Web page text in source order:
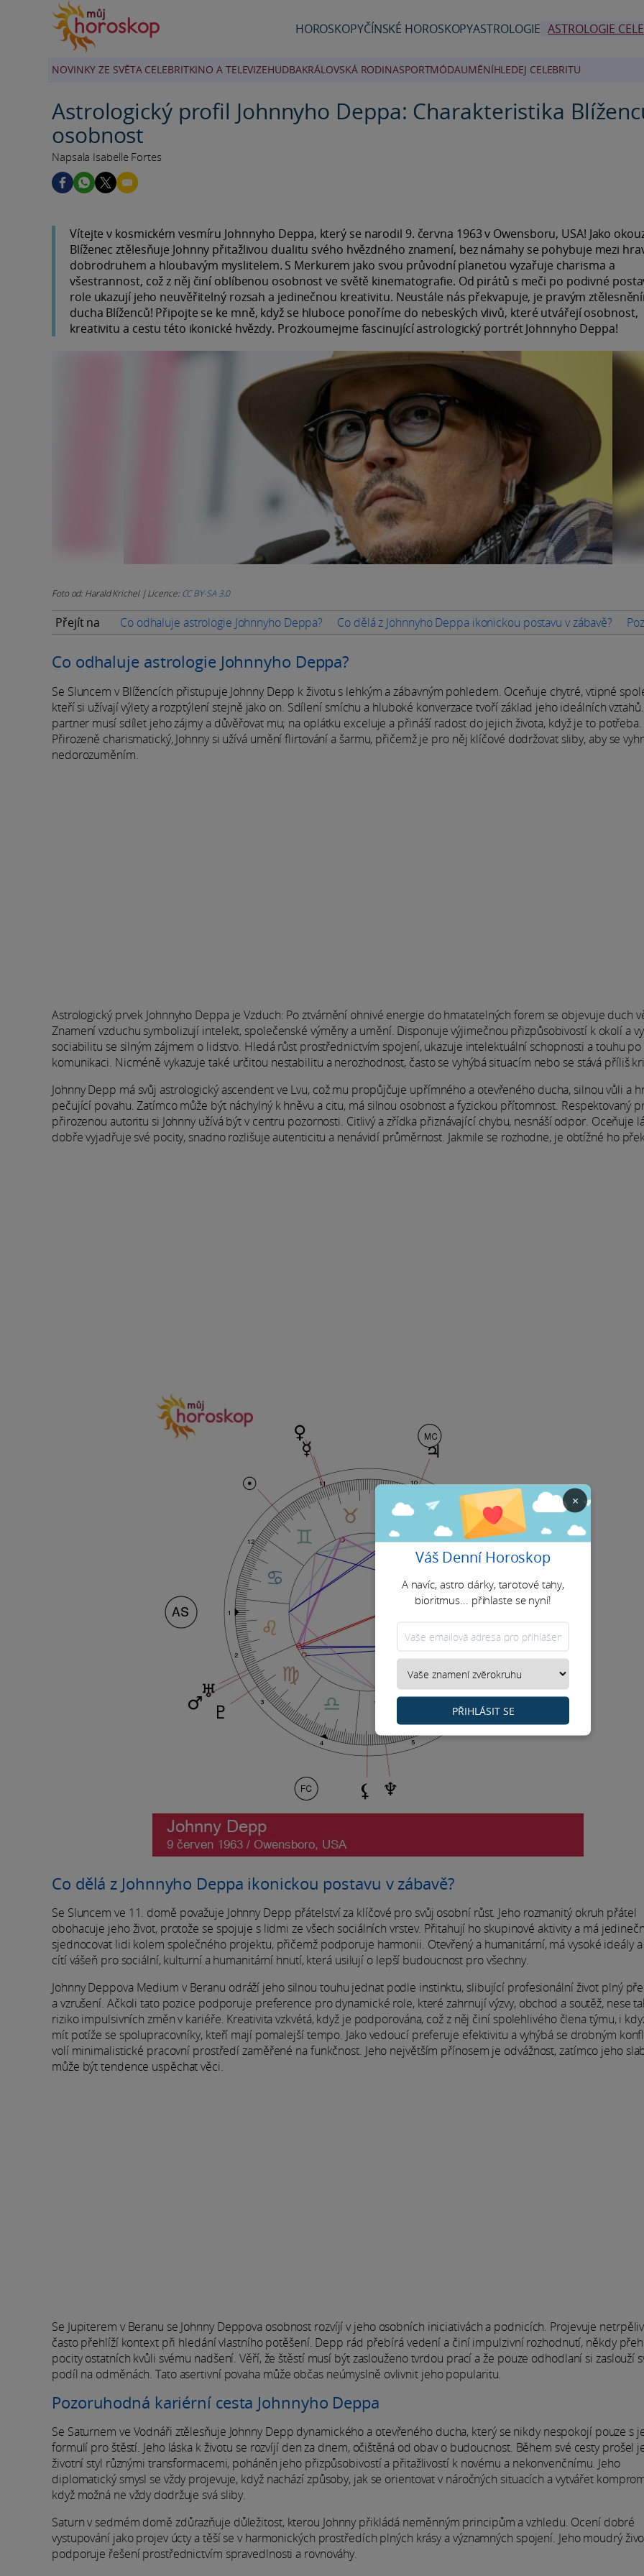
HOROSKOPYČÍNSKÉ HOROSKOPYASTROLOGIE ASTROLOGIE
NOVINKY ZE SVĚTA CELEBRITKINO A TELEVIZEHUDBAKRÁLOVSKÁ RODINASPORTMÓDAUMĚNÍHLEDEJ CELEBRITU
Astrologický profil Johnnyho Deppa: Charakteristika
osobnost
Napsala Isabelle Fortes
Vítejte v kosmickém vesmíru Johnnyho Deppa, který se narodil 9. června 1963 v Owensboru, USA! Jako
Blíženec ztělesňuje Johnny přitažlivou dualitu svého hvězdného znamení, bez námahy se pohybuje mezi
dobrodruhem a hloubavým myslitelem. S Merkurem jako svou průvodní planetou vyzařuje charisma a
všestrannost, což z něj činí oblíbenou osobnost ve světě kinematografie. Od pirátů s meči po podivné
role ukazují jeho neuvěřitelný rozsah a jedinečnou kreativitu. Neustále nás překvapuje, je pravým
ducha Blíženců! Připojte se ke mně, když se hluboce ponoříme do nebeských vlivů, které utvářejí osobnost,
kreativitu a cestu této ikonické hvězdy. Prozkoumejme fascinující astrologický portrét Johnnyho Deppa!
Foto od: Harald Krichel | Licence:CC BY-SA 3.0
Přejít na Co odhaluje astrologie Johnnyho Deppa? Co dělá z Johnnyho Deppa ikonickou postavu v zábavě?
Co odhaluje astrologie Johnnyho Deppa?
Se Sluncem v Blížencích přistupuje Johnny Depp k životu s lehkým a zábavným pohledem. Oceňuje chytré, vtipné
kteří si užívají výlety a rozptýlení stejně jako on. Sdílení smíchu a hluboké konverzace tvoří základ jeho ideálních
partner musí sdílet jeho zájmy a důvěřovat mu; na oplátku exceluje a přináší radost do jejich života, když je to potřeba.
Přirozeně charismatický, Johnny si užívá umění flirtování a šarmu, přičemž je pro něj klíčové dodržovat sliby, aby se
nedorozuměním.
Astrologický prvek Johnnyho Deppa je Vzduch: Po ztvárnění ohnivé energie do hmatatelných forem se objevuje duch
Znamení vzduchu symbolizují intelekt, společenské výměny a umění. Disponuje výjimečnou přizpůsobivostí k okolí a
sociabilitu se silným zájmem o lidstvo. Hledá růst prostřednictvím spojení, ukazuje intelektuální schopnosti a touhu po
komunikaci. Nicméně vykazuje také určitou nestabilitu a nerozhodnost, často se vyhýbá situacím nebo se stává příliš
Johnny Depp má svůj astrologický ascendent ve Lvu, což mu propůjčuje upřímného a otevřeného ducha, silnou vůli a
pečující povahu. Zatímco může být náchylný k hněvu a citu, má silnou osobnost a fyzickou přítomnost. Respektovaný
přirozenou autoritu si Johnny užívá být v centru pozornosti. Citlivý a zřídka přiznávající chybu, nesnáší odpor. Oceňuje
dobře vyjadřuje své pocity, snadno rozlišuje autenticitu a nenávidí průměrnost. Jakmile se rozhodne, je obtížné ho
Co dělá z Johnnyho Deppa ikonickou postavu v zábavě?
Se Sluncem ve 11. domě považuje Johnny Depp přátelství za klíčové pro svůj osobní růst. Jeho rozmanitý okruh přátel
obohacuje jeho život, protože se spojuje s lidmi ze všech sociálních vrstev. Přitahují ho skupinové aktivity a má
sjednocovat lidi kolem společného projektu, přičemž podporuje harmonii. Otevřený a humanitární, má vysoké ideály
cítí vášeň pro sociální, kulturní a humanitární hnutí, která usilují o lepší budoucnost pro všechny.
Johnny Deppova Medium v Beranu odráží jeho silnou touhu jednat podle instinktu, slibující profesionální život plný
a vzrušení. Ačkoli tato pozice podporuje preference pro dynamické role, které zahrnují výzvy, obchod a soutěž, nese
riziko impulsivních změn v kariéře. Kreativita vzkvétá, když je podporována, což z něj činí spolehlivého člena týmu, i
mít potíže se spolupracovníky, kteří mají pomalejší tempo. Jako vedoucí preferuje efektivitu a vyhýbá se drobným
volí minimalistické pracovní prostředí zaměřené na funkčnost. Jeho největším přínosem je odvážnost, zatímco jeho
může být tendence uspěchat věci.
Se Jupiterem v Beranu se Johnny Deppova osobnost rozvíjí v jeho osobních iniciativách a podnicích. Projevuje
často přehlíží kontext při hledání vlastního potěšení. Depp rád přebírá vedení a činí impulzivní rozhodnutí, někdy
pocity ostatních kvůli svému nadšení. Věří, že štěstí musí být zaslouženo tvrdou prací a že pouze odhodlaní si zaslouží
podíl na odměnách. Tato asertivní povaha může občas neúmyslně ovlivnit jeho popularitu.
Pozoruhodná kariérní cesta Johnnyho Deppa
Se Saturnem ve Vodnáři ztělesňuje Johnny Depp dynamického a otevřeného ducha, který se nikdy nespokojí pouze s
formulí pro štěstí. Jeho láska k životu se rozvíjí den za dnem, očištěná od obav o budoucnost. Během své cesty prošel
životní styl různými transformacemi, poháněn jeho přizpůsobivostí a přitažlivostí k novému a nekonvenčnímu. Jeho
diplomatický smysl se vždy projevuje, když nachází způsoby, jak se orientovat v náročných situacích a vytvářet
když možná ne vždy dodržuje svá sliby.
Saturn v sedmém domě zdůrazňuje důležitost, kterou Johnny přikládá neměnným principům a vzhledu. Ocení dobré
vystupování jako projev úcty a těší se v harmonických prostředích plných krásy a významných spojení. Jeho moudrý
podporuje řešení prostřednictvím spravedlnosti a rovnováhy.
×
Váš Denní Horoskop
A navíc, astro dárky, tarotové tahy,
bioritmus... přihlaste se nyní!
PŘIHLÁSIT SE